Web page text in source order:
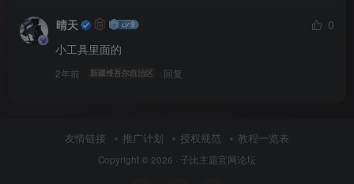
晴天
0
小工具里面的
2年前 新疆维吾尔自治区 回复
友情链接 推广计划 授权规范 教程一览表
Copyright © 2026 · 子比主题官网论坛